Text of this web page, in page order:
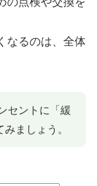
なるのは、全体
セントに「緩
ましょう。